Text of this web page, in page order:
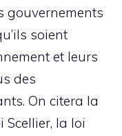
gouvernements
soient
et leurs
des
On citera la
Scellier, la loi